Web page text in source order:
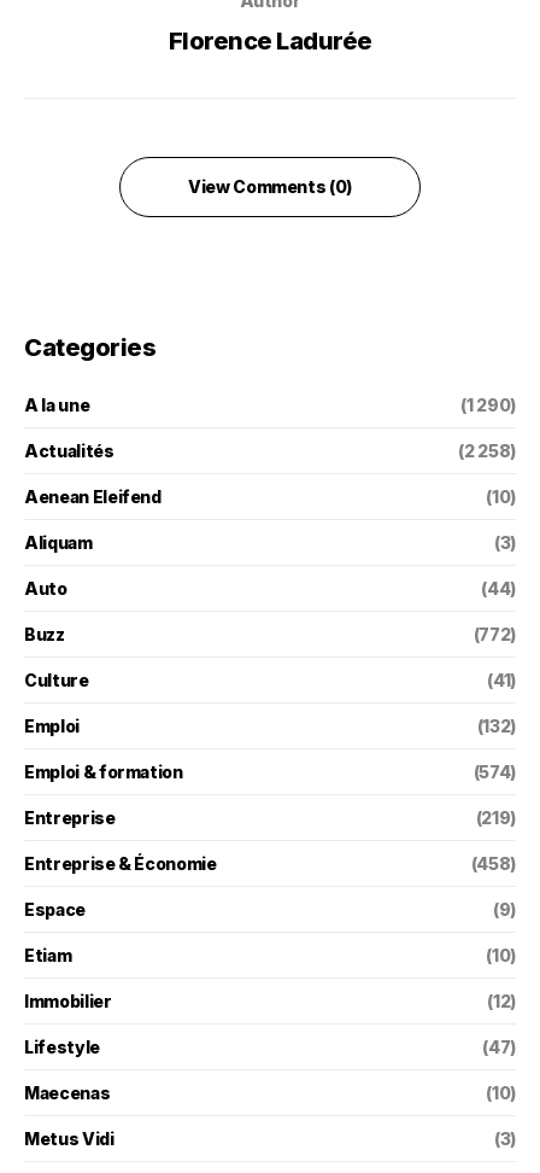
Florence Ladurée
View Comments (0)
Categories
A la une (1 290)
Actualités (2 258)
Aenean Eleifend (10)
Aliquam (3)
Auto (44)
Buzz (772)
Culture (41)
Emploi (132)
Emploi & formation (574)
Entreprise (219)
Entreprise & Économie (458)
Espace (9)
Etiam (10)
Immobilier (12)
Lifestyle (47)
Maecenas (10)
Metus Vidi (3)